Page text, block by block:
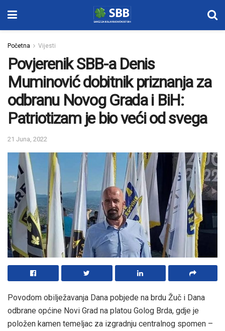
Početna Vijesti
Povjerenik SBB-a Denis
Muminović dobitnik priznanja za
odbranu Novog Grada i BiH:
Patriotizam je bio veći od svega
21 Juna, 2022
Povodom obilježavanja Dana pobjede na brdu Žuč i Dana
odbrane općine Novi Grad na platou Golog Brda, gdje je
položen kamen temeljac za izgradnju centralnog spomen –